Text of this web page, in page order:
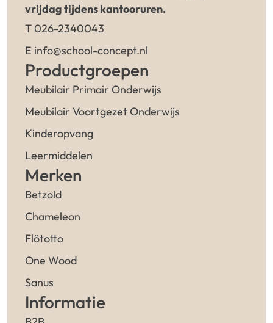
vrijdag tijdens kantooruren.
T 026-2340043
E info@school-concept.nl
Productgroepen
Meubilair Primair Onderwijs
Meubilair Voortgezet Onderwijs
Kinderopvang
Leermiddelen
Merken
Betzold
Chameleon
Flötotto
One Wood
Sanus
Informatie